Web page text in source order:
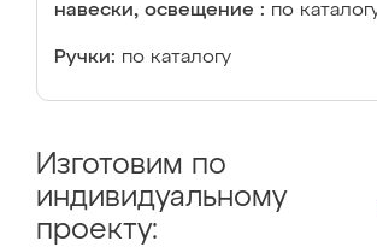
навески, освещение : по
Ручки: по каталогу
Изготовим по
индивидуальному
проекту: